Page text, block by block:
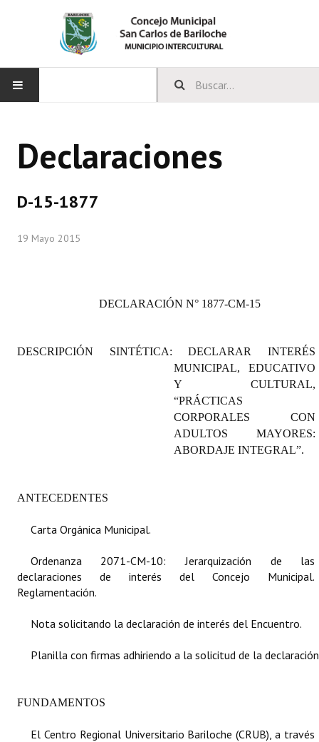
CONCEJO
Comisiones Permanentes
Concejales Mandato Cumplido
DOCUMENTOS
Actas de Sesión
Declaraciones
D-15-1877
19 Mayo 2015
DECLARACIÓN N° 1877-CM-15
DESCRIPCIÓN SINTÉTICA: DECLARAR INTERÉS
MUNICIPAL, EDUCATIVO
Y CULTURAL,
“PRÁCTICAS
CORPORALES CON
ADULTOS MAYORES:
ABORDAJE INTEGRAL”.
ANTECEDENTES
Carta Orgánica Municipal.
Ordenanza 2071-CM-10: Jerarquización de las
declaraciones de interés del Concejo Municipal.
Reglamentación.
Nota solicitando la declaración de interés del Encuentro.
Planilla con firmas adhiriendo a la solicitud de la
FUNDAMENTOS
El Centro Regional Universitario Bariloche (CRUB), a través